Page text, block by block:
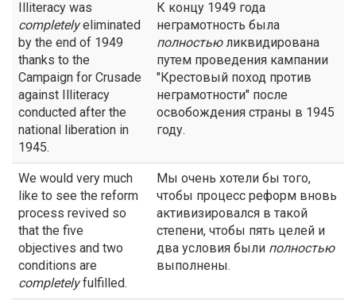
Illiteracy was
completelyeliminated
by the end of 1949
thanks to the
Campaign for Crusade
against Illiteracy
conducted after the
national liberation in
1945.
К концу 1949 года
неграмотность была
полностьюликвидирована
путем проведения кампании
"Крестовый поход против
неграмотности" после
освобождения страны в 1945
году.
We would very much
like to see the reform
process revived so
that the five
objectives and two
conditions are
completelyfulfilled.
Мы очень хотели бы того,
чтобы процесс реформ вновь
активизировался в такой
степени, чтобы пять целей и
два условия были полностью
выполнены.